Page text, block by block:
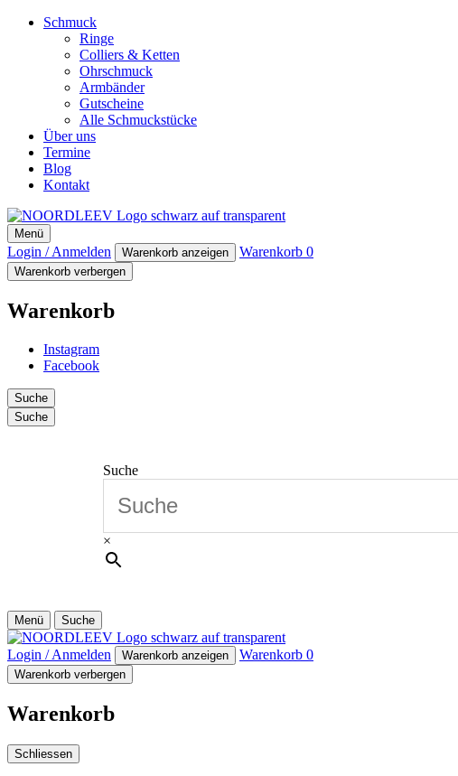
Schmuck
Ringe
Colliers & Ketten
Ohrschmuck
Armbänder
Gutscheine
Alle Schmuckstücke
Über uns
Termine
Blog
Kontakt
NOORDLEEV
Manufaktur für maritimen Designschmuck
Menü
Login / Anmelden Warenkorb anzeigen Warenkorb 0
Warenkorb verbergen
Warenkorb
Instagram
Facebook
Suche
Suche
Suche
×
Menü Suche
Login / Anmelden Warenkorb anzeigen Warenkorb 0
Warenkorb verbergen
Warenkorb
Schliessen